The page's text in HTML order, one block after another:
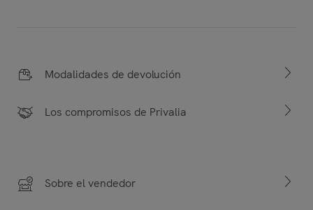
Modalidades de devolución
Los compromisos de Privalia
Sobre el vendedor